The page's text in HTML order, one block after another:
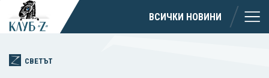
ВСИЧКИ НОВИНИ
СВЕТЪТ